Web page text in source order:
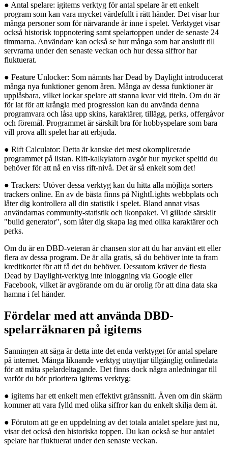
● Antal spelare: igitems verktyg för antal spelare är ett enkelt
program som kan vara mycket värdefullt i rätt händer. Det visar hur
många personer som för närvarande är inne i spelet. Verktyget visar
också historisk toppnotering samt spelartoppen under de senaste 24
timmarna. Användare kan också se hur många som har anslutit till
servrarna under den senaste veckan och hur dessa siffror har
fluktuerat.
● Feature Unlocker: Som nämnts har Dead by Daylight introducerat
många nya funktioner genom åren. Många av dessa funktioner är
upplåsbara, vilket lockar spelare att stanna kvar vid titeln. Om du är
för lat för att krångla med progression kan du använda denna
programvara och låsa upp skins, karaktärer, tillägg, perks, offergåvor
och föremål. Programmet är särskilt bra för hobbyspelare som bara
vill prova allt spelet har att erbjuda.
● Rift Calculator: Detta är kanske det mest okomplicerade
programmet på listan. Rift-kalkylatorn avgör hur mycket speltid du
behöver för att nå en viss rift-nivå. Det är så enkelt som det!
● Trackers: Utöver dessa verktyg kan du hitta alla möjliga sorters
trackers online. En av de bästa finns på NightLights webbplats och
låter dig kontrollera all din statistik i spelet. Bland annat visas
användarnas community-statistik och ikonpaket. Vi gillade särskilt
"build generator", som låter dig skapa lag med olika karaktärer och
perks.
Om du är en DBD-veteran är chansen stor att du har använt ett eller
flera av dessa program. De är alla gratis, så du behöver inte ta fram
kreditkortet för att få det du behöver. Dessutom kräver de flesta
Dead by Daylight-verktyg inte inloggning via Google eller
Facebook, vilket är avgörande om du är orolig för att dina data ska
hamna i fel händer.
Fördelar med att använda DBD-
spelarräknaren på igitems
Sanningen att säga är detta inte det enda verktyget för antal spelare
på internet. Många liknande verktyg utnyttjar tillgänglig onlinedata
för att mäta spelardeltagande. Det finns dock några anledningar till
varför du bör prioritera igitems verktyg:
● igitems har ett enkelt men effektivt gränssnitt. Även om din skärm
kommer att vara fylld med olika siffror kan du enkelt skilja dem åt.
● Förutom att ge en uppdelning av det totala antalet spelare just nu,
visar det också den historiska toppen. Du kan också se hur antalet
spelare har fluktuerat under den senaste veckan.